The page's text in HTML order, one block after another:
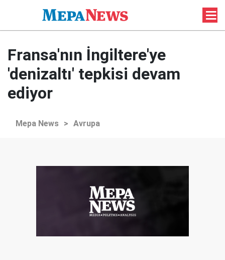
Fransa'nın İngiltere'ye
'denizaltı' tepkisi devam
ediyor
Mepa News > Avrupa